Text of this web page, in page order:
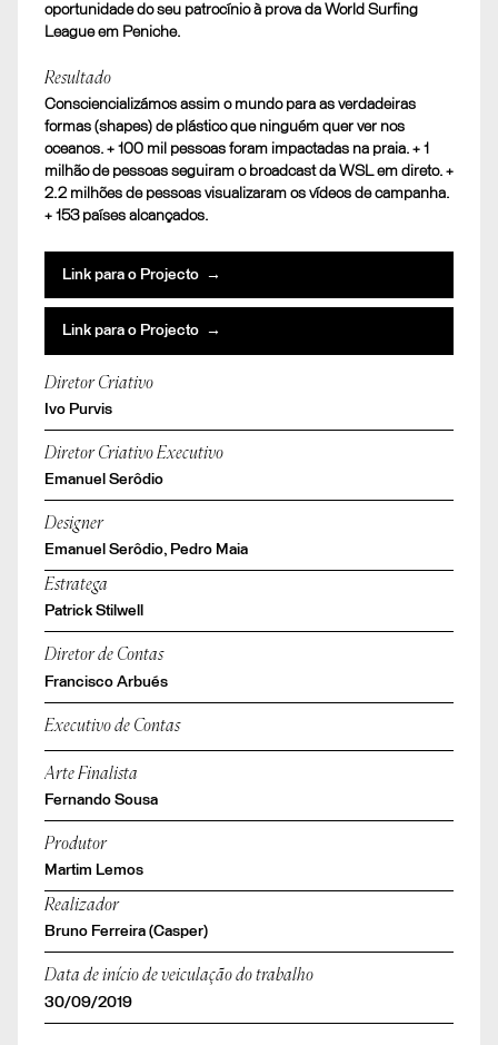
oportunidade do seu patrocínio à prova da World Surfing
League em Peniche.
Resultado
Consciencializámos assim o mundo para as verdadeiras
formas (shapes) de plástico que ninguém quer ver nos
oceanos. + 100 mil pessoas foram impactadas na praia. + 1
milhão de pessoas seguiram o broadcast da WSL em direto. +
2.2 milhões de pessoas visualizaram os vídeos de campanha.
+ 153 países alcançados.
Link para o Projecto →
Link para o Projecto →
Diretor Criativo
Ivo Purvis
Diretor Criativo Executivo
Emanuel Serôdio
Designer
Emanuel Serôdio, Pedro Maia
Estratega
Patrick Stilwell
Diretor de Contas
Francisco Arbués
Executivo de Contas
Arte Finalista
Fernando Sousa
Produtor
Martim Lemos
Realizador
Bruno Ferreira (Casper)
Data de início de veiculação do trabalho
30/09/2019